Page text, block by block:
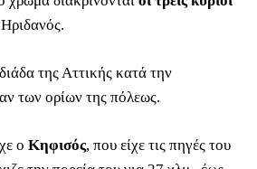
της Αττικής κατά την
των ορίων της πόλεως.
ο Κηφισός, που είχε τις πηγές του